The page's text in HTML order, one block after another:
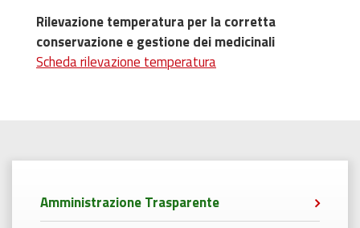
Rilevazione temperatura per la corretta
conservazione e gestione dei medicinali
Scheda rilevazione temperatura
Amministrazione Trasparente